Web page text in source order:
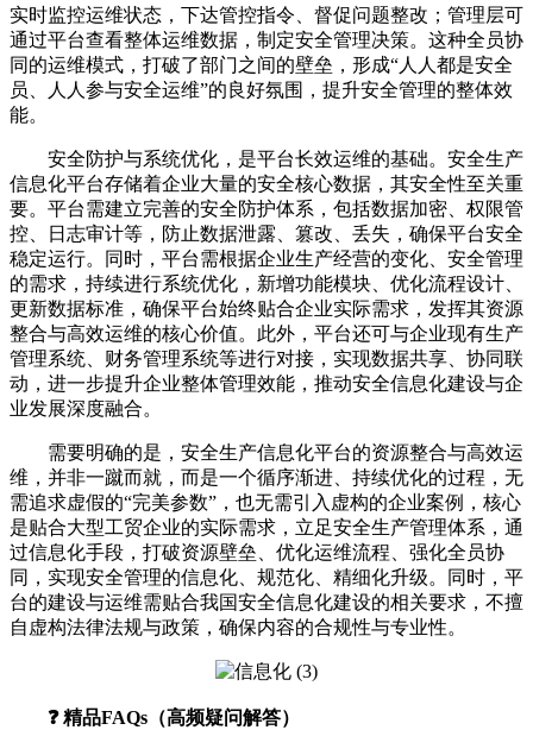
实时监控运维状态，下达管控指令、督促问题整改；管理层可
通过平台查看整体运维数据，制定安全管理决策。这种全员协
同的运维模式，打破了部门之间的壁垒，形成“人人都是安全
员、人人参与安全运维”的良好氛围，提升安全管理的整体效
能。
安全防护与系统优化，是平台长效运维的基础。安全生产
信息化平台存储着企业大量的安全核心数据，其安全性至关重
要。平台需建立完善的安全防护体系，包括数据加密、权限管
控、日志审计等，防止数据泄露、篡改、丢失，确保平台安全
稳定运行。同时，平台需根据企业生产经营的变化、安全管理
的需求，持续进行系统优化，新增功能模块、优化流程设计、
更新数据标准，确保平台始终贴合企业实际需求，发挥其资源
整合与高效运维的核心价值。此外，平台还可与企业现有生产
管理系统、财务管理系统等进行对接，实现数据共享、协同联
动，进一步提升企业整体管理效能，推动安全信息化建设与企
业发展深度融合。
需要明确的是，安全生产信息化平台的资源整合与高效运
维，并非一蹴而就，而是一个循序渐进、持续优化的过程，无
需追求虚假的“完美参数”，也无需引入虚构的企业案例，核心
是贴合大型工贸企业的实际需求，立足安全生产管理体系，通
过信息化手段，打破资源壁垒、优化运维流程、强化全员协
同，实现安全管理的信息化、规范化、精细化升级。同时，平
台的建设与运维需贴合我国安全信息化建设的相关要求，不擅
自虚构法律法规与政策，确保内容的合规性与专业性。
❓ 精品FAQs（高频疑问解答）